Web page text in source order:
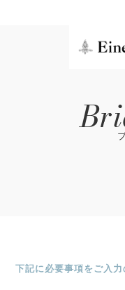
下記に必要事項をご入力